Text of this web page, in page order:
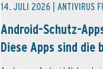
14. JULI 2026 | ANTIVIRUS
Android-Schutz-
Diese Apps sind die